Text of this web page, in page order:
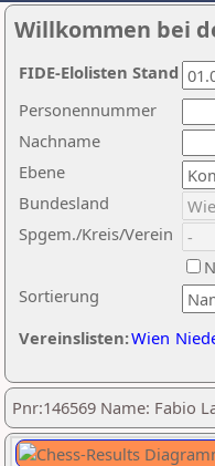
Willkommen bei
Nachname
Ebene
Sortierung
Personennummer
Bundesland
Spgem./Kreis/Verein
Vereinslisten:Wien
FIDE-Elolisten Stand
Pnr:146569 Name: Fabio